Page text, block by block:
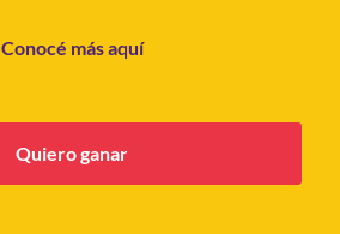
Conocé más aquí
Quiero ganar